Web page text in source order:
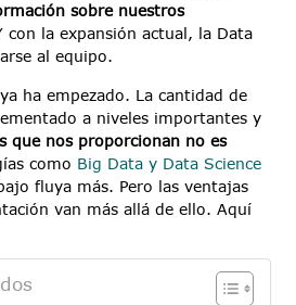
sobre nuestros
con la expansión actual, la Data
al equipo.
ha empezado. La cantidad de
a niveles importantes y
que nos proporcionan no es
como Big Data y Data Science
fluya más. Pero las ventajas
van más allá de ello. Aquí